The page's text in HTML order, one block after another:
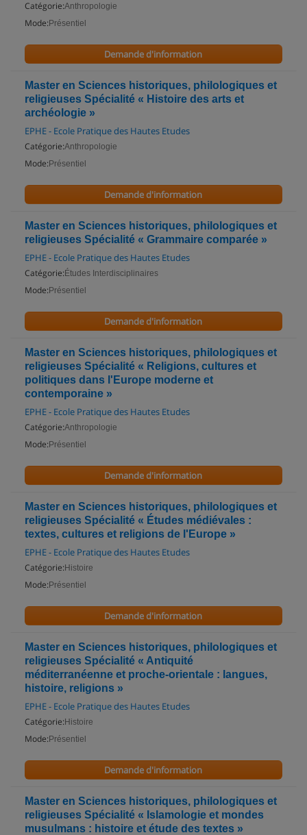
Catégorie:Anthropologie
Mode: Présentiel
Demande d'information
Master en Sciences historiques, philologiques et
religieuses Spécialité « Histoire des arts et
archéologie »
EPHE - Ecole Pratique des Hautes Etudes
Catégorie:Anthropologie
Mode: Présentiel
Demande d'information
Master en Sciences historiques, philologiques et
religieuses Spécialité « Grammaire comparée »
EPHE - Ecole Pratique des Hautes Etudes
Catégorie: Études Interdisciplinaires
Mode: Présentiel
Demande d'information
Master en Sciences historiques, philologiques et
religieuses Spécialité « Religions, cultures et
politiques dans l'Europe moderne et
contemporaine »
EPHE - Ecole Pratique des Hautes Etudes
Catégorie:Anthropologie
Mode: Présentiel
Demande d'information
Master en Sciences historiques, philologiques et
religieuses Spécialité « Études médiévales :
textes, cultures et religions de l'Europe »
EPHE - Ecole Pratique des Hautes Etudes
Catégorie: Histoire
Mode: Présentiel
Demande d'information
Master en Sciences historiques, philologiques et
religieuses Spécialité « Antiquité
méditerranéenne et proche-orientale : langues,
histoire, religions »
EPHE - Ecole Pratique des Hautes Etudes
Catégorie: Histoire
Mode: Présentiel
Demande d'information
Master en Sciences historiques, philologiques et
religieuses Spécialité « Islamologie et mondes
musulmans : histoire et étude des textes »